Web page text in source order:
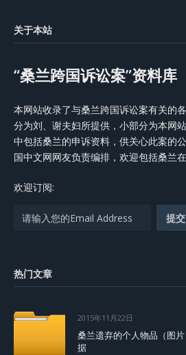
关于本站
“桑兰跨国诉讼案”资料库
本网站收录了与桑兰跨国诉讼案有关的
分为刘、谢夫妇所提供，小部分为本网
中包括桑兰的申诉资料，供关心此案的
国中文网网友负责编排，欢迎包括桑兰
欢迎订阅:
热门文章
2015年11月22日
桑兰遗弃的个人物品（图
据